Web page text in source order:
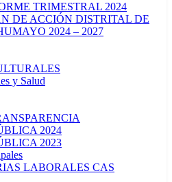
TRIMESTRAL 2024
DE ACCIÓN DISTRITAL DE
2024 – 2027
y Salud
2024
2023
LABORALES CAS